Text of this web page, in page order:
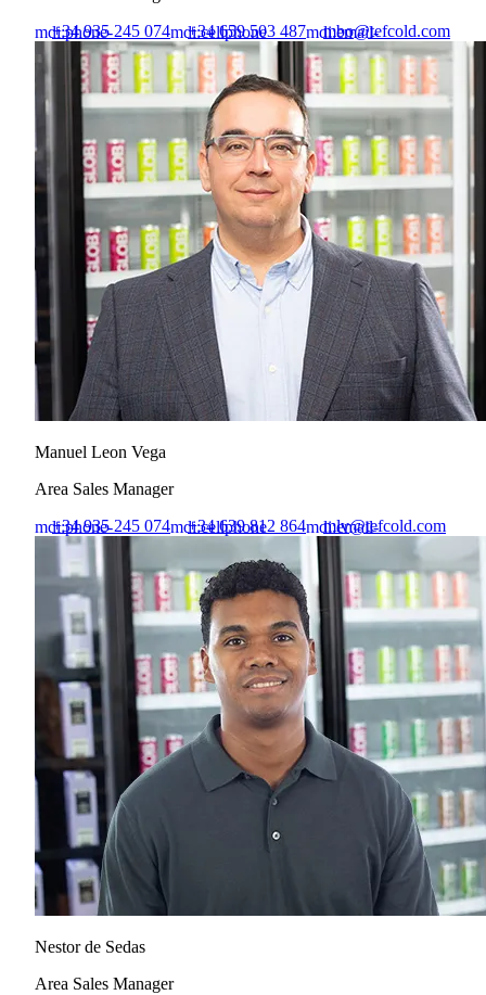
mdi:phone-
outline
+34 935 245 074mdi:cellphone
+34 659 503 487mdi:email-
outline
mbo@tefcold.com
Manuel Leon Vega
Area Sales Manager
mdi:phone-
outline
+34 935 245 074mdi:cellphone
+34 639 812 864mdi:email-
outline
mlv@tefcold.com
Nestor de Sedas
Area Sales Manager